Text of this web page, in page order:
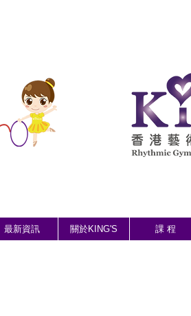
最新資訊 關於KING'S 課 程